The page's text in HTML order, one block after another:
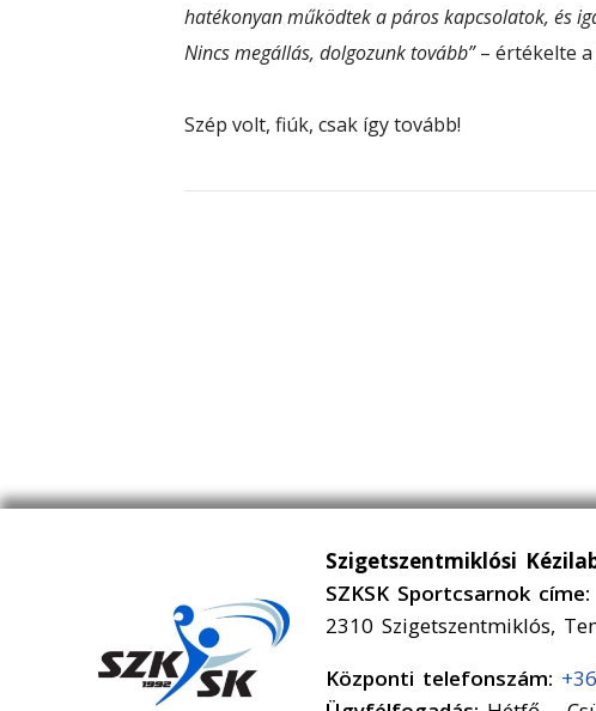
hatékonyan működtek a páros kapcsolatok, és
Nincs megállás, dolgozunk tovább”– értékelte a
Szép volt, fiúk, csak így tovább!
Szigetszentmiklósi
SZKSK Sportcsarnok címe:
2310 Szigetszentmiklós,
Központi telefonszám: